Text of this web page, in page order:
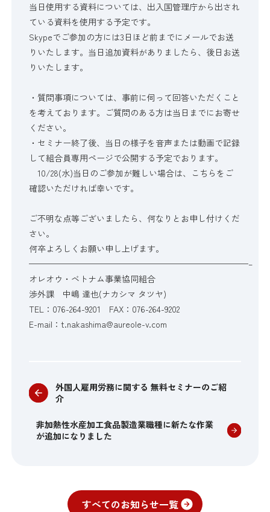
当日使用する資料については、出入国管理庁から出され
ている資料を使用する予定です。
Skypeでご参加の方には3日ほど前までにメールでお送
りいたします。当日追加資料がありましたら、後日お送
りいたします。
・質問事項については、事前に伺って回答いただくこと
を考えております。ご質問のある方は当日までにお寄せ
ください。
・セミナー終了後、当日の様子を音声または動画で記録
して組合員専用ページで公開する予定でおります。
10/28(水)当日のご参加が難しい場合は、こちらをご
確認いただければ幸いです。
ご不明な点等ございましたら、何なりとお申し付けくだ
さい。
何卒よろしくお願い申し上げます。
——————————————————————————–
オレオウ・ベトナム事業協同組合
渉外課 中嶋 達也(ナカシマ タツヤ)
TEL：076-264-9201 FAX：076-264-9202
E-mail：t.nakashima@aureole-v.com
外国人雇用労務に関する 無料セミナーのご紹
介
非加熱性水産加工食品製造業職種に新たな作業
が追加になりました
すべてのお知らせ一覧